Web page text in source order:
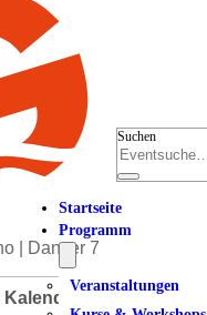
Suchen
Startseite
Programm
Veranstaltungen
Kalender hinzufügen